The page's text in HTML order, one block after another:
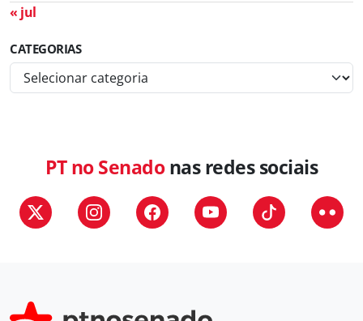
« jul
CATEGORIAS
a
PT no Senadonas redes sociais